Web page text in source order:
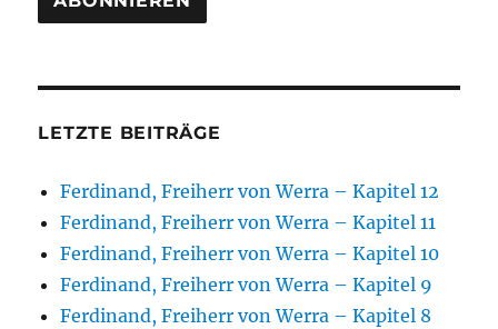
LETZTE BEITRÄGE
Ferdinand, Freiherr von Werra – Kapitel 12
Ferdinand, Freiherr von Werra – Kapitel 11
Ferdinand, Freiherr von Werra – Kapitel 10
Ferdinand, Freiherr von Werra – Kapitel 9
Ferdinand, Freiherr von Werra – Kapitel 8